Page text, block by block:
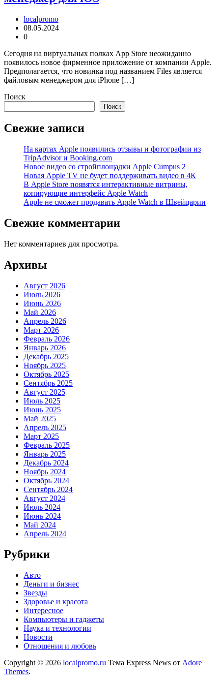
localpromo
08.05.2024
0
Сегодня на виртуальных полках App Store неожиданно
появилось новое фирменное приложение от компании Apple.
Предполагается, что новинка под названием Files является
файловым менеджером для iPhone […]
Поиск
Поиск
Свежие записи
На картах Apple появились отзывы и фотографии из
TripAdvisor и Booking.com
Новое видео со стройплощадки Apple Cumpus 2
Новая Apple TV не будет поддерживать видео в 4К
В Apple Store появятся интерактивные витрины,
копирующие интерфейс Apple Watch
Apple не сможет продавать Apple Watch в Швейцарии
Свежие комментарии
Нет комментариев для просмотра.
Архивы
Август 2026
Июль 2026
Июнь 2026
Май 2026
Апрель 2026
Март 2026
Февраль 2026
Январь 2026
Декабрь 2025
Ноябрь 2025
Октябрь 2025
Сентябрь 2025
Август 2025
Июль 2025
Июнь 2025
Май 2025
Апрель 2025
Март 2025
Февраль 2025
Январь 2025
Декабрь 2024
Ноябрь 2024
Октябрь 2024
Сентябрь 2024
Август 2024
Июль 2024
Июнь 2024
Май 2024
Апрель 2024
Рубрики
Авто
Деньги и бизнес
Звезды
Здоровье и красота
Интересное
Компьютеры и гаджеты
Наука и технологии
Новости
Отношения и любовь
Copyright © 2026 localpromo.ru Тема Express News от Adore
Themes.